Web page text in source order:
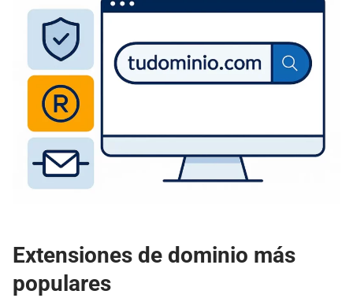
Extensiones de dominio más
populares